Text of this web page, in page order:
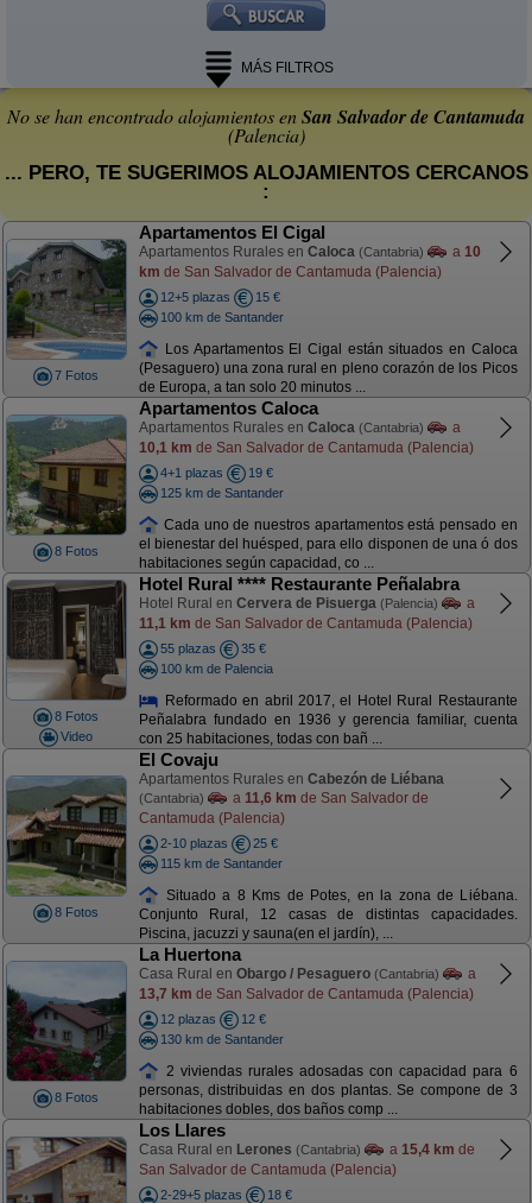
MÁS FILTROS
No se han encontrado alojamientos enSan Salvador de Cantamuda
(Palencia)
... PERO, TE SUGERIMOS ALOJAMIENTOS CERCANOS
:
7 Fotos
Apartamentos El Cigal
Apartamentos Rurales en Caloca (Cantabria) a 10
km de San Salvador de Cantamuda (Palencia)
12+5 plazas
15 €
100 km de Santander
Los Apartamentos El Cigal están situados en Caloca
(Pesaguero) una zona rural en pleno corazón de los Picos
de Europa, a tan solo 20 minutos ...
8 Fotos
Apartamentos Caloca
Apartamentos Rurales en Caloca (Cantabria)
a
10,1 km de San Salvador de Cantamuda (Palencia)
4+1 plazas
19 €
125 km de Santander
Cada uno de nuestros apartamentos está pensado en
el bienestar del huésped, para ello disponen de una ó dos
habitaciones según capacidad, co ...
8 Fotos
Video
Hotel Rural **** Restaurante Peñalabra
Hotel Rural en Cervera de Pisuerga (Palencia)
a
11,1 km de San Salvador de Cantamuda (Palencia)
55 plazas
35 €
100 km de Palencia
Reformado en abril 2017, el Hotel Rural Restaurante
Peñalabra fundado en 1936 y gerencia familiar, cuenta
con 25 habitaciones, todas con bañ ...
8 Fotos
El Covaju
Apartamentos Rurales en Cabezón de Liébana
(Cantabria) a 11,6 km de San Salvador de
Cantamuda (Palencia)
2-10 plazas
25 €
115 km de Santander
Situado a 8 Kms de Potes, en la zona de Liébana.
Conjunto Rural, 12 casas de distintas capacidades.
Piscina, jacuzzi y sauna(en el jardín), ...
8 Fotos
La Huertona
Casa Rural en Obargo / Pesaguero (Cantabria)
a
13,7 km de San Salvador de Cantamuda (Palencia)
12 plazas
12 €
130 km de Santander
2 viviendas rurales adosadas con capacidad para 6
personas, distribuidas en dos plantas. Se compone de 3
habitaciones dobles, dos baños comp ...
Los Llares
Casa Rural en Lerones (Cantabria) a 15,4 km de
San Salvador de Cantamuda (Palencia)
2-29+5 plazas
18 €